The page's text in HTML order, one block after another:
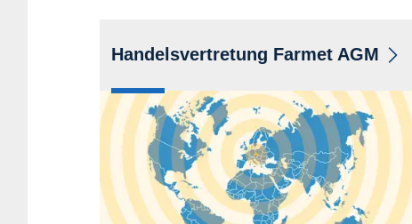
Handelsvertretung Farmet AGM